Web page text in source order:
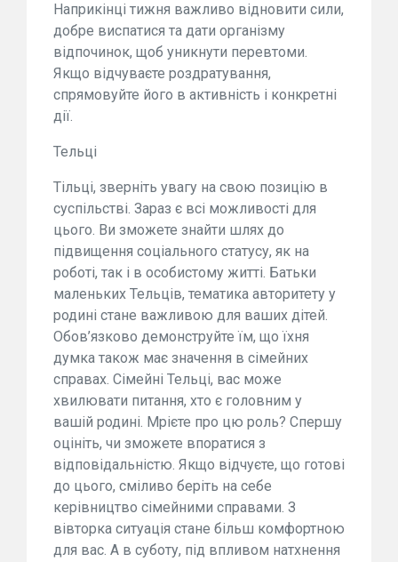
Наприкінці тижня важливо відновити сили,
добре виспатися та дати організму
відпочинок, щоб уникнути перевтоми.
Якщо відчуваєте роздратування,
спрямовуйте його в активність і конкретні
дії.
Тельці
Тільці, зверніть увагу на свою позицію в
суспільстві. Зараз є всі можливості для
цього. Ви зможете знайти шлях до
підвищення соціального статусу, як на
роботі, так і в особистому житті. Батьки
маленьких Тельців, тематика авторитету у
родині стане важливою для ваших дітей.
Обов’язково демонструйте їм, що їхня
думка також має значення в сімейних
справах. Сімейні Тельці, вас може
хвилювати питання, хто є головним у
вашій родині. Мрієте про цю роль? Спершу
оцініть, чи зможете впоратися з
відповідальністю. Якщо відчуєте, що готові
до цього, сміливо беріть на себе
керівництво сімейними справами. З
вівторка ситуація стане більш комфортною
для вас. А в суботу, під впливом натхнення